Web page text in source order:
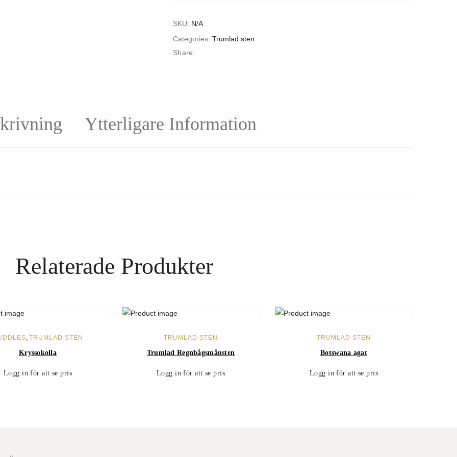
SKU: N/A
Categories: Trumlad sten
Share:
Ytterligare Information
Relaterade Produkter
,TRUMLAD STEN
Kryssokolla
Logg in för att se pris
TRUMLAD STEN
Trumlad Regnbågsmånsten
Logg in för att se pris
TRUMLAD STEN
Botswana agat
Logg in för att se pris